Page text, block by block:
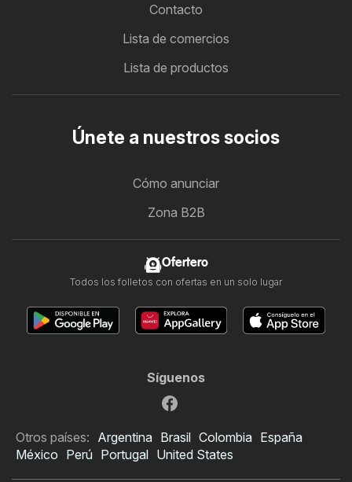
Contacto
Lista de comercios
Lista de productos
Únete a nuestros socios
Cómo anunciar
Zona B2B
Ofertero
Todos los folletos con ofertas en un solo lugar
Síguenos
Otros países: Argentina Brasil Colombia España
México Perú Portugal United States